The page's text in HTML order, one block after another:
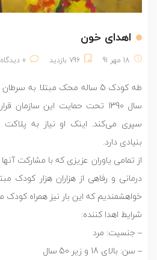
اهدای خون
18 مهر 91 796 بازدید 0 دیدگاه
طه کودک 5 ساله محک مبتلا به
سال 1390 تحت حمایت این سازمان
سپری می‌کند. اینک او‌ نیاز به پلاکت
بنیادی دارد.
از تمامی یاوران عزیزی که با مشارکت
درمانی و رفاهی از هزاران هزار کودک
خواهشمندیم که این بار نیز همراه
شرایط اهدا کننده:
– جنسیت: ‌مرد
– سن: بالای 18 و زیر 50 سال